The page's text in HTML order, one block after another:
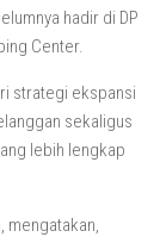
hadir di DP
Center.
strategi ekspansi
sekaligus
lebih lengkap
mengatakan,